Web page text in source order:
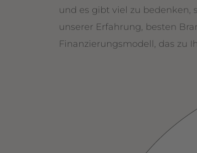
und es gibt viel zu
unserer Erfahrung, besten
Finanzierungsmodell, das zu